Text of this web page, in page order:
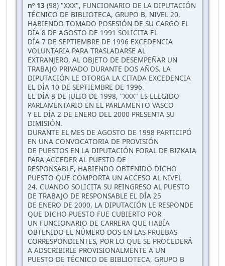
nº 13 (98) "XXX", FUNCIONARIO DE LA DIPUTACIÓN
TÉCNICO DE BIBLIOTECA, GRUPO B, NIVEL 20,
HABIENDO TOMADO POSESIÓN DE SU CARGO EL
DÍA 8 DE AGOSTO DE 1991 SOLICITA EL
DÍA 7 DE SEPTIEMBRE DE 1996 EXCEDENCIA
VOLUNTARIA PARA TRASLADARSE AL
EXTRANJERO, AL OBJETO DE DESEMPEÑAR UN
TRABAJO PRIVADO DURANTE DOS AÑOS. LA
DIPUTACIÓN LE OTORGA LA CITADA EXCEDENCIA
EL DÍA 10 DE SEPTIEMBRE DE 1996.
EL DÍA 8 DE JULIO DE 1998, "XXX" ES ELEGIDO
PARLAMENTARIO EN EL PARLAMENTO VASCO
Y EL DÍA 2 DE ENERO DEL 2000 PRESENTA SU
DIMISIÓN.
DURANTE EL MES DE AGOSTO DE 1998 PARTICIPÓ
EN UNA CONVOCATORIA DE PROVISIÓN
DE PUESTOS EN LA DIPUTACIÓN FORAL DE BIZKAIA
PARA ACCEDER AL PUESTO DE
RESPONSABLE, HABIENDO OBTENIDO DICHO
PUESTO QUE COMPORTA UN ACCESO AL NIVEL
24. CUANDO SOLICITA SU REINGRESO AL PUESTO
DE TRABAJO DE RESPONSABLE EL DÍA 25
DE ENERO DE 2000, LA DIPUTACIÓN LE RESPONDE
QUE DICHO PUESTO FUE CUBIERTO POR
UN FUNCIONARIO DE CARRERA QUE HABÍA
OBTENIDO EL NÚMERO DOS EN LAS PRUEBAS
CORRESPONDIENTES, POR LO QUE SE PROCEDERÁ
A ADSCRIBIRLE PROVISIONALMENTE A UN
PUESTO DE TÉCNICO DE BIBLIOTECA, GRUPO B